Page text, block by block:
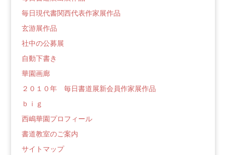
毎日現代書関西代表作家展作品
玄游展作品
社中の公募展
自動下書き
華園画廊
２０１０年 毎日書道展新会員作家展作品
ｂｉｇ
西嶋華園プロフィール
書道教室のご案内
サイトマップ